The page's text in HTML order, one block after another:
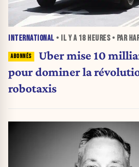
INTERNATIONAL • IL Y A 18 HEURES• PAR
Uber mise 10
pour dominer la
robotaxis